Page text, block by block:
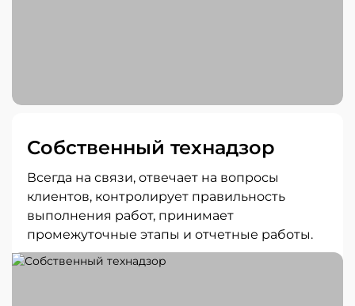
Собственный технадзор
Всегда на связи, отвечает на вопросы
клиентов, контролирует правильность
выполнения работ, принимает
промежуточные этапы и отчетные работы.